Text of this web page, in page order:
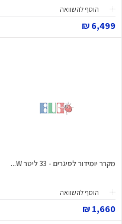
הוסף להשוואה
6,499 ₪
מקרר יומידור לסיגרים - 33 ליטר W...
הוסף להשוואה
1,660 ₪